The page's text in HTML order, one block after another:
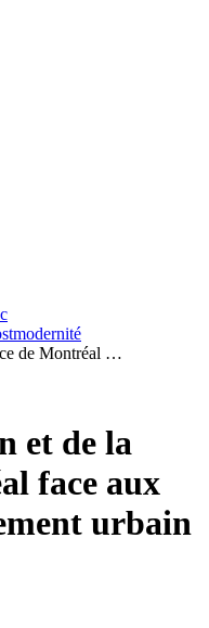
de Montréal …
et de la
face aux
urbain